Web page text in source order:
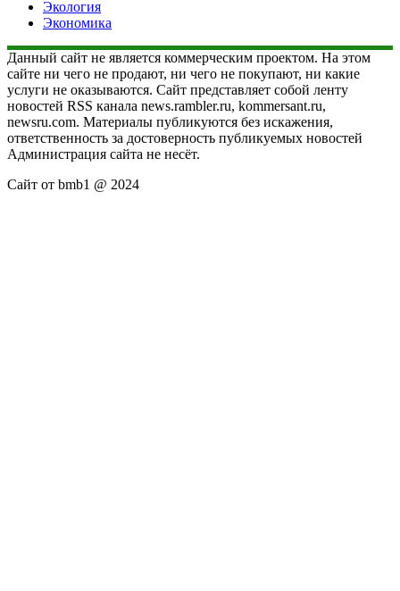
Экология
Экономика
Данный сайт не является коммерческим проектом. На этом
сайте ни чего не продают, ни чего не покупают, ни какие
услуги не оказываются. Сайт представляет собой ленту
новостей RSS канала news.rambler.ru, kommersant.ru,
newsru.com. Материалы публикуются без искажения,
ответственность за достоверность публикуемых новостей
Администрация сайта не несёт.
Сайт от bmb1 @ 2024